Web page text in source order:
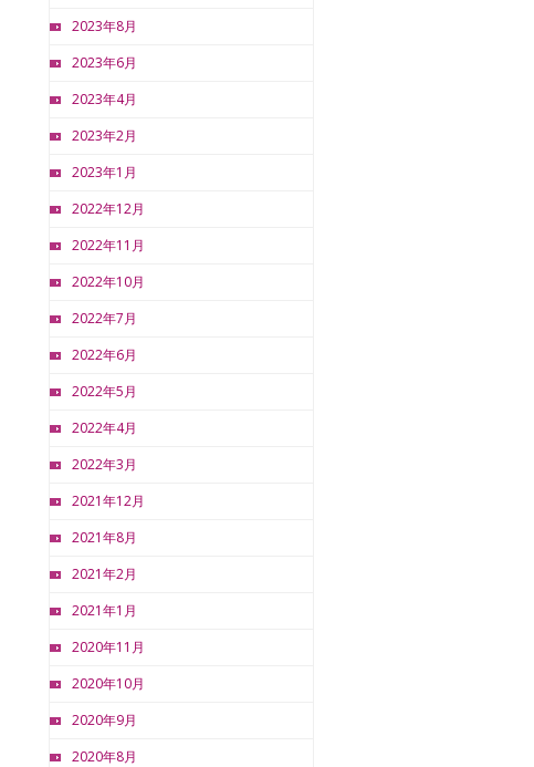
2023年8月
2023年6月
2023年4月
2023年2月
2023年1月
2022年12月
2022年11月
2022年10月
2022年7月
2022年6月
2022年5月
2022年4月
2022年3月
2021年12月
2021年8月
2021年2月
2021年1月
2020年11月
2020年10月
2020年9月
2020年8月